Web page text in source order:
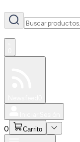
0 Carrito